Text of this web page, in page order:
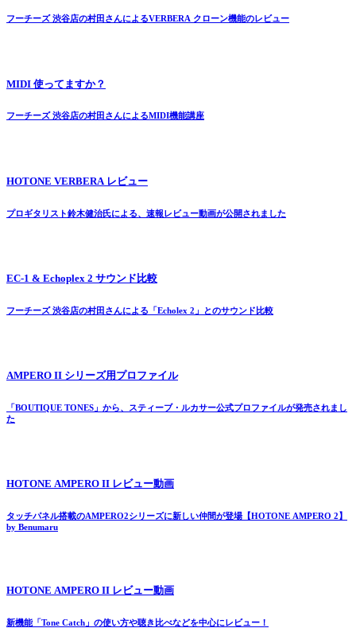
フーチーズ 渋谷店の村田さんによるVERBERA クローン機能のレビュー
MIDI 使ってますか？
フーチーズ 渋谷店の村田さんによるMIDI機能講座
HOTONE VERBERA レビュー
プロギタリスト鈴木健治氏による、速報レビュー動画が公開されました
EC-1 & Echoplex 2 サウンド比較
フーチーズ 渋谷店の村田さんによる「Echolex 2」とのサウンド比較
AMPERO II シリーズ用プロファイル
「BOUTIQUE TONES」から、スティーブ・ルカサー公式プロファイルが発売されまし
た
HOTONE AMPERO II レビュー動画
タッチパネル搭載のAMPERO2シリーズに新しい仲間が登場【HOTONE AMPERO 2】
by Benumaru
HOTONE AMPERO II レビュー動画
新機能「Tone Catch」の使い方や聴き比べなどを中心にレビュー！